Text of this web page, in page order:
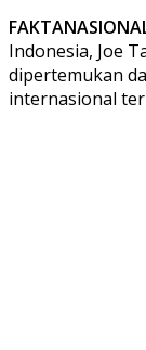
Indonesia, Joe
dipertemukan
internasional